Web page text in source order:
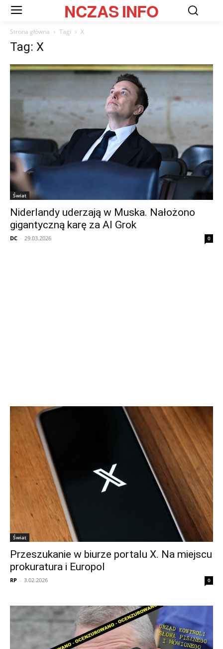
NCZASINFO
Strona główna Tagi X
Tag: X
Świat
Niderlandy uderzają w Muska. Nałożono
gigantyczną karę za AI Grok
DC - 29.03.2026 0
Świat
Przeszukanie w biurze portalu X. Na miejscu
prokuratura i Europol
RP - 3.02.2026 0